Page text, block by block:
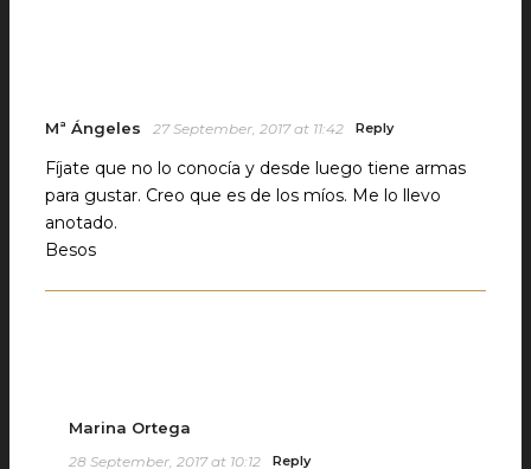
Mª Ángeles 27 September, 2017 at 11:42 Reply
Fíjate que no lo conocía y desde luego tiene armas
para gustar. Creo que es de los míos. Me lo llevo
anotado.
Besos
Marina Ortega
28 September, 2017 at 10:12 Reply